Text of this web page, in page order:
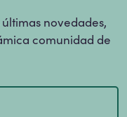
novedades,
comunidad de